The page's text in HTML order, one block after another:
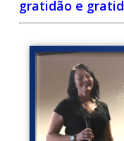
gratidão e